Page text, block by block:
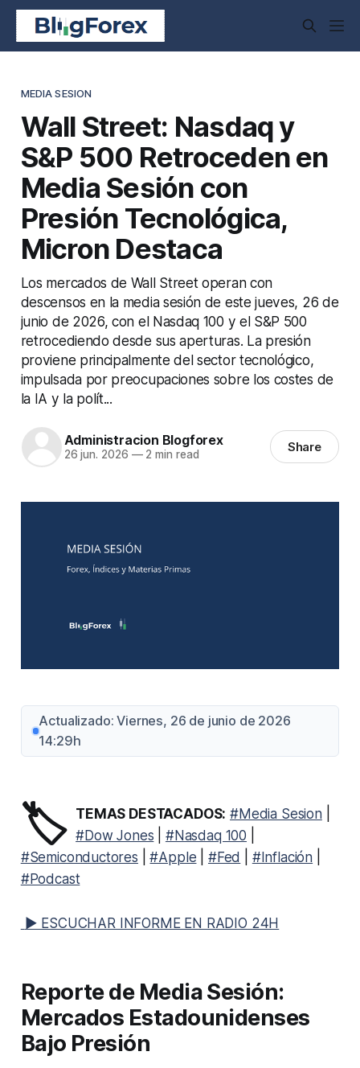
MEDIA SESION
Wall Street: Nasdaq y
S&P 500 Retroceden en
Media Sesión con
Presión Tecnológica,
Micron Destaca
Los mercados de Wall Street operan con
descensos en la media sesión de este jueves, 26 de
junio de 2026, con el Nasdaq 100 y el S&P 500
retrocediendo desde sus aperturas. La presión
proviene principalmente del sector tecnológico,
impulsada por preocupaciones sobre los costes de
la IA y la polít...
Administracion Blogforex
26 jun. 2026 —2 min read Share
Actualizado: Viernes, 26 de junio de 2026
14:29h
🏷️ TEMAS DESTACADOS: #Media Sesion|
#Dow Jones
#Nasdaq 100
#Semiconductores |#Apple #Fed #Inflación
#Podcast
▶ ESCUCHAR INFORME EN RADIO 24H
Reporte de Media Sesión:
Mercados Estadounidenses
Bajo Presión